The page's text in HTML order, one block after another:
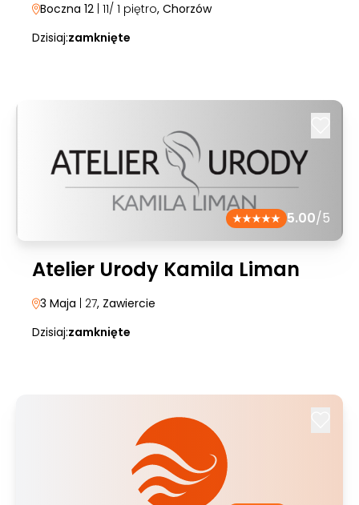
Boczna 12 | 11/ 1 piętro, Chorzów
Dzisiaj:zamknięte
5.00/5
Atelier Urody Kamila Liman
3 Maja | 27, Zawiercie
Dzisiaj:zamknięte